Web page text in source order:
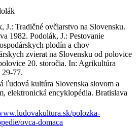
J.: Tradičné ovčiarstvo na Slovensku.
1982. Podolák, J.: Pestovanie
plodín a chov
zvierat na Slovensku od polovice
20. storočia. In: Agrikultúra
29-77.
ľudová kultúra Slovenska slovom a
elektronická encyklopédia. Bratislava
polozka-
ovca-domaca